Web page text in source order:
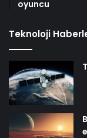
oyuncu
Teknoloji